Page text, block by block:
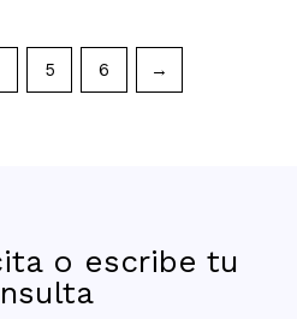
5 6 →
o escribe tu